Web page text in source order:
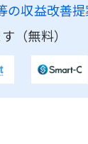
収益改善
（無料）